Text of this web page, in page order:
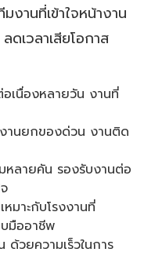
านที่เข้าใจหน้างาน
เวลาเสียโอกาส
เนื่องหลายวัน งานที่
านยกของด่วน งานติด
หลายคัน รองรับงานต่อ
มาะกับโรงงานที่
มืออาชีพ
ด้วยความเร็วในการ